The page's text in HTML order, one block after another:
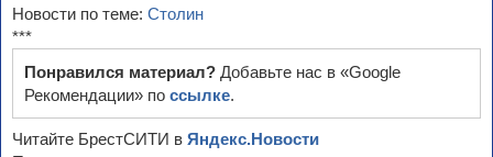
Новости по теме: Столин
***
Понравился материал? Добавьте нас в «Google
Рекомендации» по ссылке.
Читайте БрестСИТИ в Яндекс.Новости